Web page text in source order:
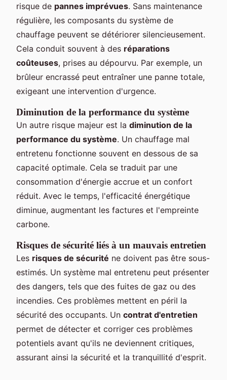
risque de pannes imprévues. Sans maintenance
régulière, les composants du système de
chauffage peuvent se détériorer silencieusement.
Cela conduit souvent à des réparations
coûteuses, prises au dépourvu. Par exemple, un
brûleur encrassé peut entraîner une panne totale,
exigeant une intervention d'urgence.
Diminution de la performance du système
Un autre risque majeur est la diminution de la
performance du système. Un chauffage mal
entretenu fonctionne souvent en dessous de sa
capacité optimale. Cela se traduit par une
consommation d'énergie accrue et un confort
réduit. Avec le temps, l'efficacité énergétique
diminue, augmentant les factures et l'empreinte
carbone.
Risques de sécurité liés à un mauvais entretien
Les risques de sécurité ne doivent pas être sous-
estimés. Un système mal entretenu peut présenter
des dangers, tels que des fuites de gaz ou des
incendies. Ces problèmes mettent en péril la
sécurité des occupants. Un contrat d'entretien
permet de détecter et corriger ces problèmes
potentiels avant qu'ils ne deviennent critiques,
assurant ainsi la sécurité et la tranquillité d'esprit.